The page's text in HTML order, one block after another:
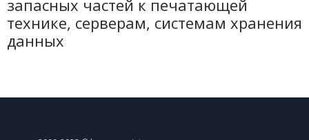
запасных частей к печатающей
технике, серверам, системам хранения
данных